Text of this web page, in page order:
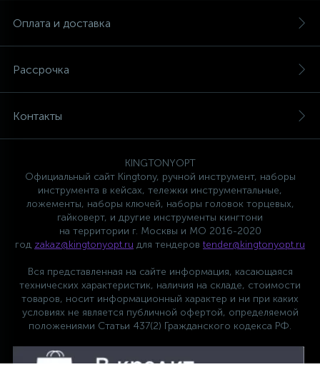
Оплата и доставка
Рассрочка
Контакты
KINGTONYOPT
Официальный сайт Kingtony, ручной инструмент, наборы
инструмента в кейсах, тележки инструментальные,
ложементы, наборы ключей, наборы головок торцевых,
гайковерт, и другие инструменты кингтони
на территории г. Москвы и МО 2016-2020
год zakaz@kingtonyopt.ru для тендеров tender@kingtonyopt.ru
Вся представленная на сайте информация, касающаяся
технических характеристик, наличия на складе, стоимости
товаров, носит информационный характер и ни при каких
условиях не является публичной офертой, определяемой
положениями Статьи 437(2) Гражданского кодекса РФ.